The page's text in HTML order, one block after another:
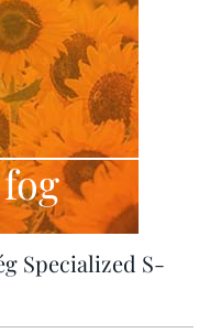
Specialized S-